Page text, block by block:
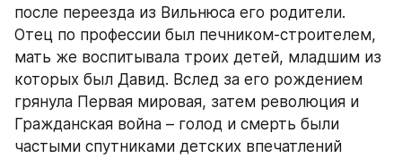
после переезда из Вильнюса его родители.
Отец по профессии был печником-строителем,
мать же воспитывала троих детей, младшим из
которых был Давид. Вслед за его рождением
грянула Первая мировая, затем революция и
Гражданская война – голод и смерть были
частыми спутниками детских впечатлений